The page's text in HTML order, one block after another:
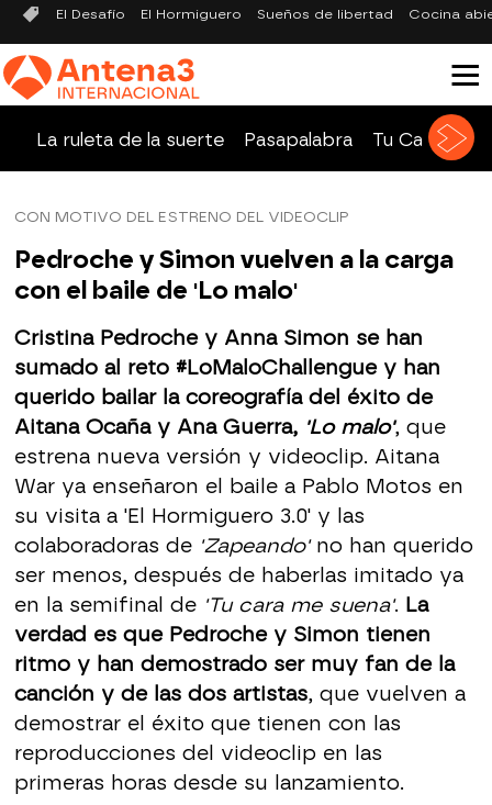
El Desafío El Hormiguero Sueños de libertad Cocina
La ruleta de la suerte Pasapalabra Tu Cara Me
CON MOTIVO DEL ESTRENO DEL VIDEOCLIP
Pedroche y Simon vuelven a la carga
con el baile de 'Lo malo'
Cristina Pedroche y Anna Simon se han
sumado al reto #LoMaloChallengue y han
querido bailar la coreografía del éxito de
Aitana Ocaña y Ana Guerra, 'Lo malo', que
estrena nueva versión y videoclip. Aitana
War ya enseñaron el baile a Pablo Motos en
su visita a 'El Hormiguero 3.0' y las
colaboradoras de 'Zapeando' no han querido
ser menos, después de haberlas imitado ya
en la semifinal de 'Tu cara me suena'. La
verdad es que Pedroche y Simon tienen
ritmo y han demostrado ser muy fan de la
canción y de las dos artistas, que vuelven a
demostrar el éxito que tienen con las
reproducciones del videoclip en las
primeras horas desde su lanzamiento.